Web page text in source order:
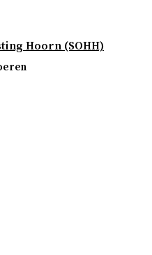
Hoorn (SOHH)